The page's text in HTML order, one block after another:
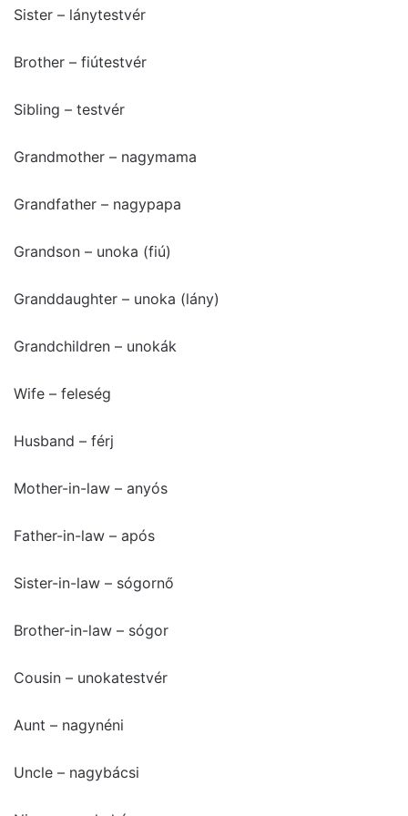
Sister – lánytestvér
Brother – fiútestvér
Sibling – testvér
Grandmother – nagymama
Grandfather – nagypapa
Grandson – unoka (fiú)
Granddaughter – unoka (lány)
Grandchildren – unokák
Wife – feleség
Husband – férj
Mother-in-law – anyós
Father-in-law – após
Sister-in-law – sógornő
Brother-in-law – sógor
Cousin – unokatestvér
Aunt – nagynéni
Uncle – nagybácsi